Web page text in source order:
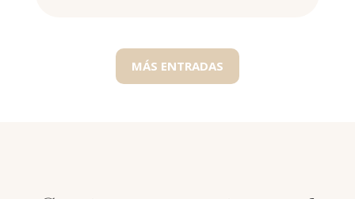
MÁS ENTRADAS